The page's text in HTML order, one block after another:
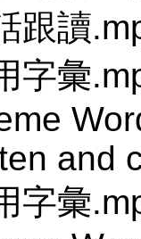
跟讀
字彙
and
字彙